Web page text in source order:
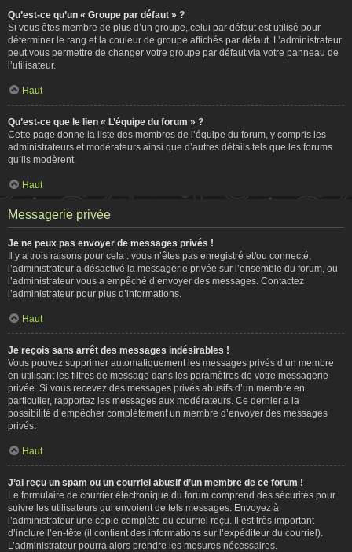
Qu’est-ce qu’un « Groupe par défaut » ?
Si vous êtes membre de plus d’un groupe, celui par défaut est utilisé pour
déterminer le rang et la couleur de groupe affichés par défaut. L’administrateur
peut vous permettre de changer votre groupe par défaut via votre panneau de
l’utilisateur.
Haut
Qu’est-ce que le lien « L’équipe du forum » ?
Cette page donne la liste des membres de l’équipe du forum, y compris les
administrateurs et modérateurs ainsi que d’autres détails tels que les forums
qu’ils modèrent.
Haut
Messagerie privée
Je ne peux pas envoyer de messages privés !
Il y a trois raisons pour cela : vous n’êtes pas enregistré et/ou connecté,
l’administrateur a désactivé la messagerie privée sur l’ensemble du forum, ou
l’administrateur vous a empêché d’envoyer des messages. Contactez
l’administrateur pour plus d’informations.
Haut
Je reçois sans arrêt des messages indésirables !
Vous pouvez supprimer automatiquement les messages privés d’un membre
en utilisant les filtres de message dans les paramètres de votre messagerie
privée. Si vous recevez des messages privés abusifs d’un membre en
particulier, rapportez les messages aux modérateurs. Ce dernier a la
possibilité d’empêcher complètement un membre d’envoyer des messages
privés.
Haut
J’ai reçu un spam ou un courriel abusif d’un membre de ce forum !
Le formulaire de courrier électronique du forum comprend des sécurités pour
suivre les utilisateurs qui envoient de tels messages. Envoyez à
l’administrateur une copie complète du courriel reçu. Il est très important
d’inclure l’en-tête (il contient des informations sur l’expéditeur du courriel).
L’administrateur pourra alors prendre les mesures nécessaires.